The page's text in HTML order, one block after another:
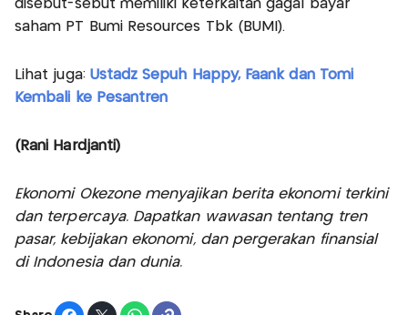
disebut-sebut memiliki keterkaitan gagal bayar
saham PT Bumi Resources Tbk (BUMI).
Lihat juga: Ustadz Sepuh Happy, Faank dan Tomi
Kembali ke Pesantren
(Rani Hardjanti)
Ekonomi Okezone menyajikan berita ekonomi terkini
dan terpercaya. Dapatkan wawasan tentang tren
pasar, kebijakan ekonomi, dan pergerakan finansial
di Indonesia dan dunia.